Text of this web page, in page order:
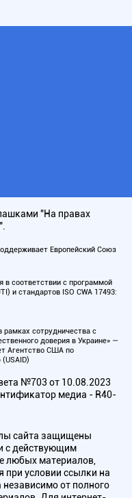
"На правах
Европейский Союз
в соответствии с программой
и стандартов ISO CWA 17493:
рамках сотрудничества с
доверия в Украине» —
Агентство США по
№703 от 10.08.2023
медиа - R40-
сайта защищены
с действующим
любых материалов,
при условии ссылки на
от полного